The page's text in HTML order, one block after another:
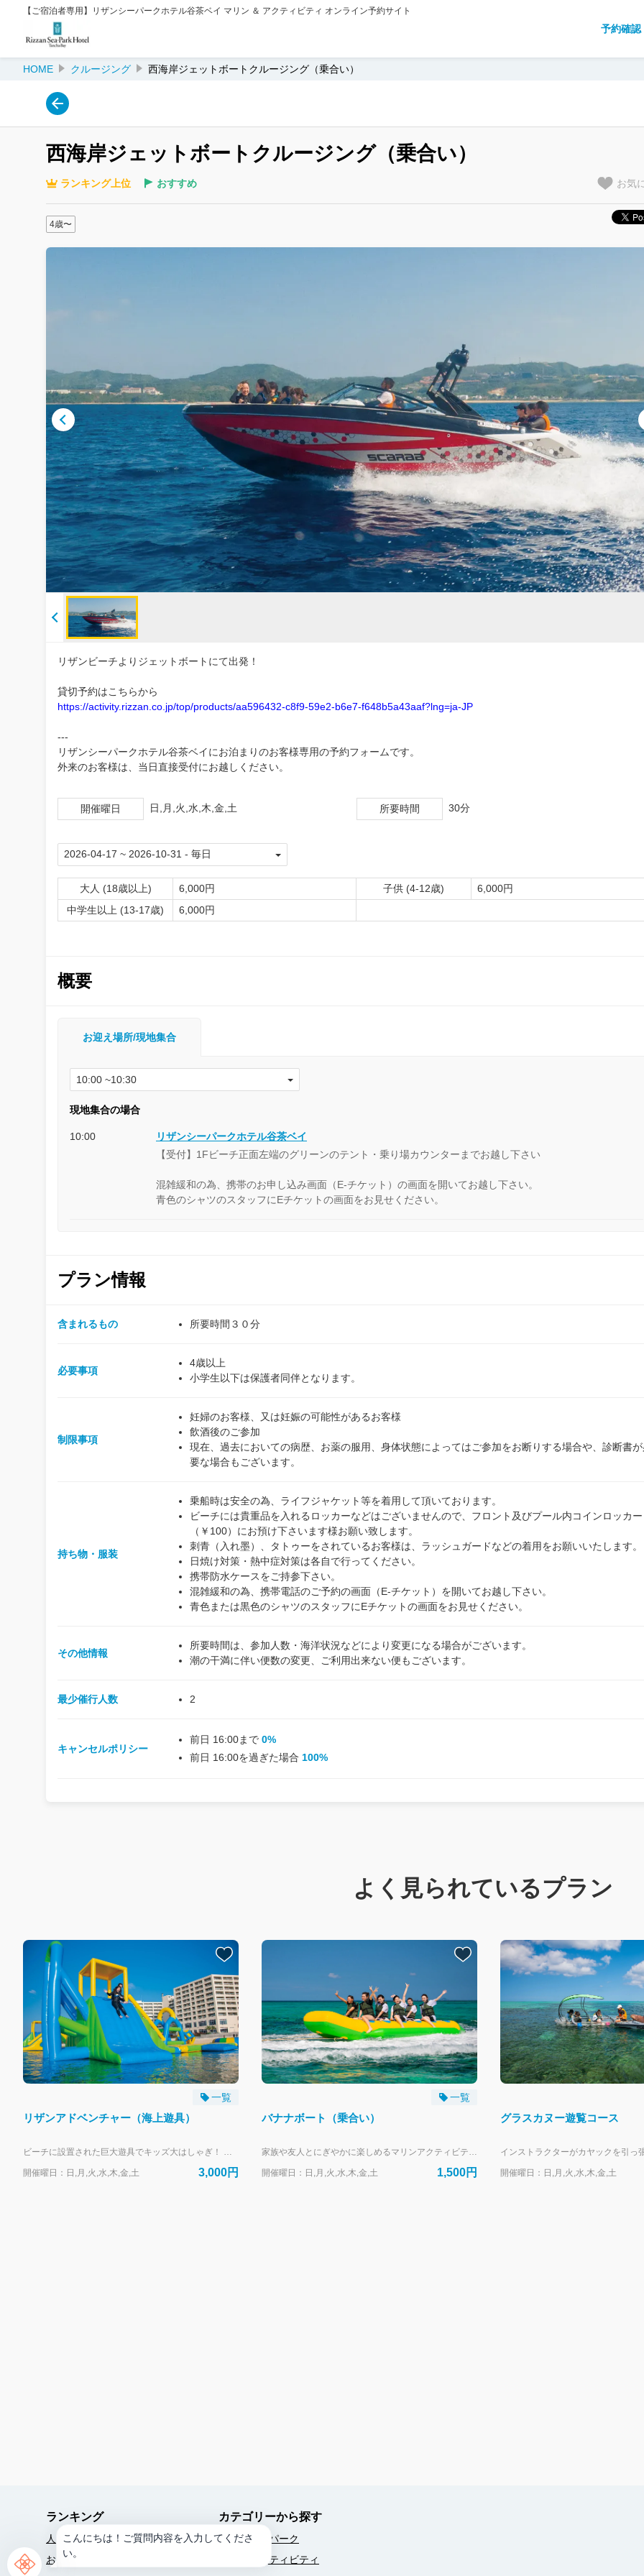
【ご宿泊者専用】リザンシーパークホテル谷茶ベイ マリン ＆ アクティビティ オンライン予約サイト
予約確認
HOME クルージング 西海岸ジェットボートクルージング（乗合い）
西海岸ジェットボートクルージング（乗合い）
ランキング上位 おすすめ お気
4歳〜
リザンビーチよりジェットボートにて出発！
貸切予約はこちらから
https://activity.rizzan.co.jp/top/products/aa596432-c8f9-59e2-b6e7-f648b5a43aaf?lng=ja-JP
---
リザンシーパークホテル谷茶ベイにお泊まりのお客様専用の予約フォームです。
外来のお客様は、当日直接受付にお越しください。
開催曜日 日,月,火,水,木,金,土 所要時間 30分
大人 (18歳以上) 6,000円 子供 (4-12歳)
6,000円
中学生以上 (13-17歳)
6,000円
概要
お迎え場所/現地集合
現地集合の場合
10:00
リザンシーパークホテル谷茶ベイ
【受付】1Fビーチ正面左端のグリーンのテント・乗り場カウンターまでお越し下さい
混雑緩和の為、携帯のお申し込み画面（E‐チケット）の画面を開いてお越し下さい。
青色のシャツのスタッフにEチケットの画面をお見せください。
プラン情報
含まれるもの 所要時間３０分
必要事項
4歳以上
小学生以下は保護者同伴となります。
制限事項
妊婦のお客様、又は妊娠の可能性があるお客様
飲酒後のご参加
現在、過去においての病歴、お薬の服用、身体状態によってはご参加をお断りする場合や、診断書
要な場合もございます。
持ち物・服装
乗船時は安全の為、ライフジャケット等を着用して頂いております。
ビーチには貴重品を入れるロッカーなどはございませんので、フロント及びプール内コインロッカー
（￥100）にお預け下さいます様お願い致します。
刺青（入れ墨）、タトゥーをされているお客様は、ラッシュガードなどの着用をお願いいたします。
日焼け対策・熱中症対策は各自で行ってください。
携帯防水ケースをご持参下さい。
混雑緩和の為、携帯電話のご予約の画面（E-チケット）を開いてお越し下さい。
青色または黒色のシャツのスタッフにEチケットの画面をお見せください。
その他情報
所要時間は、参加人数・海洋状況などにより変更になる場合がございます。
潮の干満に伴い便数の変更、ご利用出来ない便もございます。
最少催行人数 2
キャンセルポリシー
前日 16:00まで 0%
前日 16:00を過ぎた場合 100%
よく見られているプラン
一覧
リザンアドベンチャー（海上遊具）
ビーチに設置された巨大遊具でキッズ大はしゃぎ！ 当日、必ず同意書の記入をネットにてお願いいたします。 https://activity.rizzan.co.jp/top/kiosk/waiver 干潮の影響によりご利用頂け無いお時間がございます。 開催時間はこちらをご確認ください。 https://www.rizzan.co.jp/activity/images/rizzan_adventure_2026.pdf お時間の指定はお受けしておりません。開催時間内のお客様のご都合の良い時間(17:00最終受付・18:00クローズ）にお越しください。 (システム上、8:30と表記されます。ご了承ください。） --- リザンシーパークホテル谷茶ベイにお泊まりのお客様専用の予約フォームです。 外来のお客様は、当日直接受付にお越しください。
開催曜日：日,月,火,水,木,金,土 3,000円
一覧
バナナボート（乗合い）
家族や友人とにぎやかに楽しめるマリンアクティビティ！ --- リザンシーパークホテル谷茶ベイにお泊まりのお客様専用の予約フォームです。 外来のお客様は、当日直接受付にお越しください。
開催曜日：日,月,火,水,木,金,土 1,500円
グラスカヌー遊覧コース
開催曜日：日,月,火,水,木,金,土
ランキング
人気ランキング
おすすめ商品
カテゴリーから探す
ウォーターパーク
ビーチアクティビティ
こんにちは！ご質問内容を入力してくださ
い。